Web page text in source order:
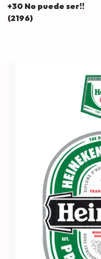
+30 No puede ser!!
(2196)